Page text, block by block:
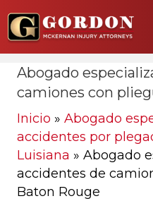
Abogado
camiones con
Inicio » Abogado
accidentes por
Luisiana » Abogado
accidentes de
Baton Rouge